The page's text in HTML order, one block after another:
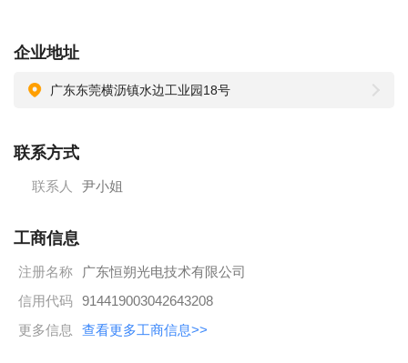
企业地址
广东东莞横沥镇水边工业园18号
联系方式
联系人 尹小姐
工商信息
注册名称
广东恒朔光电技术有限公司
信用代码 914419003042643208
更多信息
查看更多工商信息>>